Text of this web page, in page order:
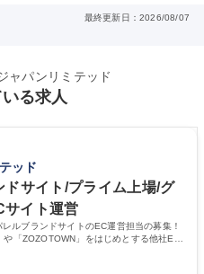
最終更新日：2026/08/07
ャパンリミテッド
る求人
ッド
ドサイト/プライム上場/グ
サイト運営
ルブランドサイトのEC運営担当の募集！
「ZOZOTOWN」をはじめとする他社EC